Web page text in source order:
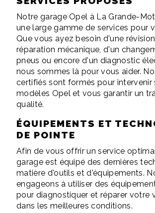
Notre garage Opel à La Grande-
une large gamme de services pour
Que vous ayez besoin d'une
réparation mécanique, d'un
pneus ou encore d'un diagnostic
nous sommes là pour vous aider.
certifiés sont formés pour intervenir
modèles Opel et vous garantir un
qualité.
ÉQUIPEMENTS ET
DE POINTE
Afin de vous offrir un service
garage est équipé des dernières
matière d'outils et d'équipements.
engageons à utiliser des
pour diagnostiquer et réparer votre
dans les meilleures conditions.